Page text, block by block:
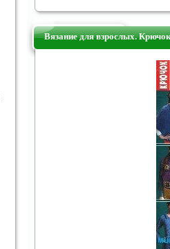
Вязание для взрослых.